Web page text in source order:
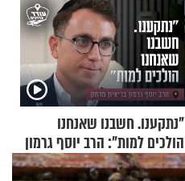
"נתקענו. חשבנו שאנחנו
הולכים למות": הרב יוסף גרמון
בריאיון מרתק